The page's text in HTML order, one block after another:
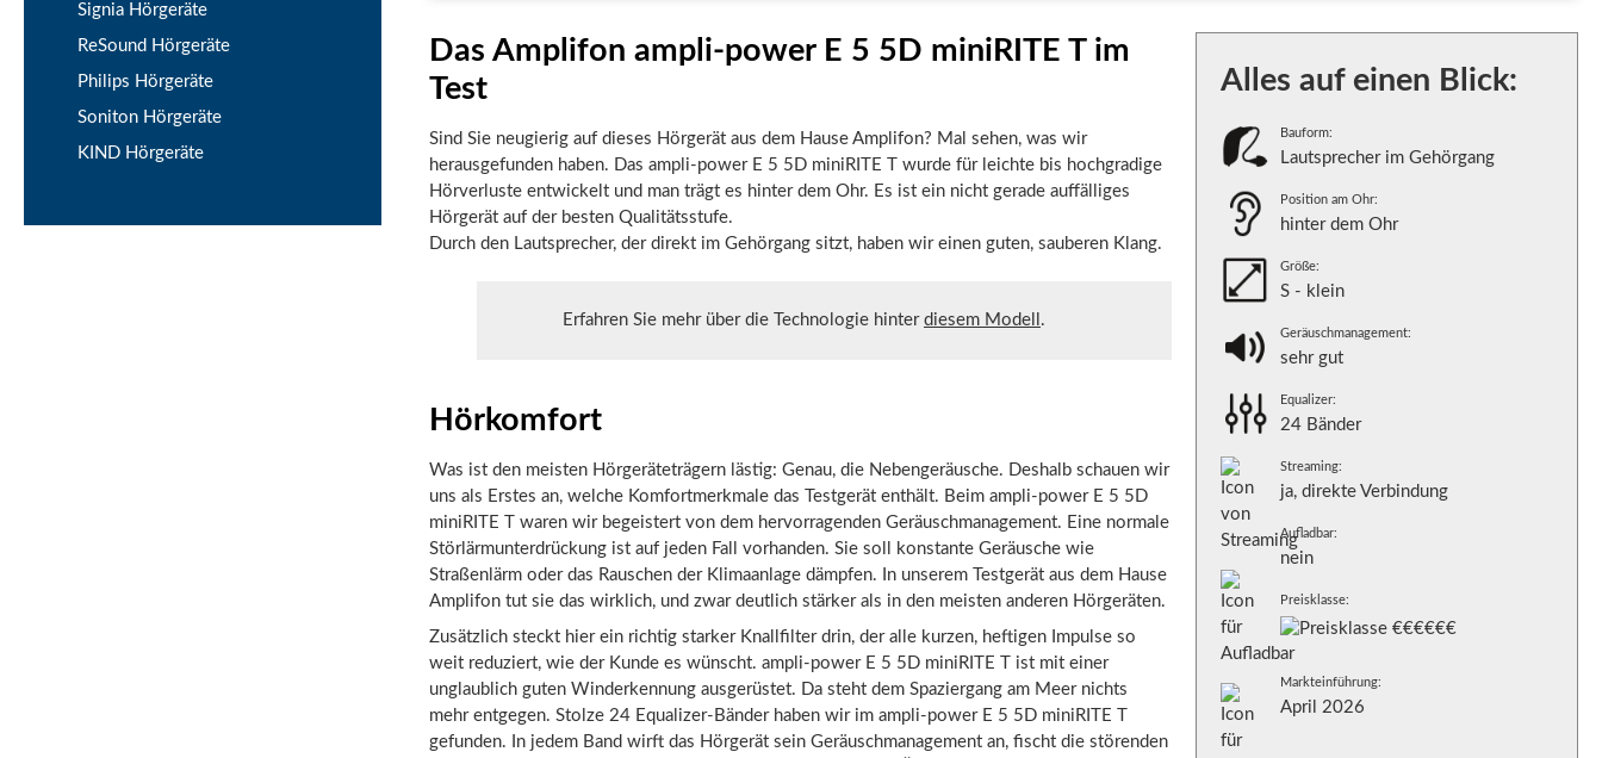
Das Amplifon ampli-power E 5 5D miniRITE T im
Test
Sind Sie neugierig auf dieses Hörgerät aus dem Hause Amplifon? Mal sehen, was wir
herausgefunden haben. Das ampli-power E 5 5D miniRITE T wurde für leichte bis hochgradige
Hörverluste entwickelt und man trägt es hinter dem Ohr. Es ist ein nicht gerade auffälliges
Hörgerät auf der besten Qualitätsstufe.
Durch den Lautsprecher, der direkt im Gehörgang sitzt, haben wir einen guten, sauberen Klang.
Erfahren Sie mehr über die Technologie hinter diesem Modell .
Hörkomfort
Was ist den meisten Hörgeräteträgern lästig: Genau, die Nebengeräusche. Deshalb schauen wir
uns als Erstes an, welche Komfortmerkmale das Testgerät enthält. Beim ampli-power E 5 5D
miniRITE T waren wir begeistert von dem hervorragenden Geräuschmanagement. Eine normale
Störlärmunterdrückung ist auf jeden Fall vorhanden. Sie soll konstante Geräusche wie
Straßenlärm oder das Rauschen der Klimaanlage dämpfen. In unserem Testgerät aus dem Hause
Amplifon tut sie das wirklich, und zwar deutlich stärker als in den meisten anderen Hörgeräten.
Zusätzlich steckt hier ein richtig starker Knallfilter drin, der alle kurzen, heftigen Impulse so
weit reduziert, wie der Kunde es wünscht. ampli-power E 5 5D miniRITE T ist mit einer
unglaublich guten Winderkennung ausgerüstet. Da steht dem Spaziergang am Meer nichts
mehr entgegen. Stolze 24 Equalizer-Bänder haben wir im ampli-power E 5 5D miniRITE T
gefunden. In jedem Band wirft das Hörgerät sein Geräuschmanagement an, fischt die störenden
Alles auf einen Blick:
Bauform:
Lautsprecher im Gehörgang
Position am Ohr:
hinter dem Ohr
Größe:
S - klein
Geräuschmanagement:
sehr gut
Equalizer:
24 Bänder
Streaming:
ja, direkte Verbindung
Aufladbar:
nein
Preisklasse:
Markteinführung:
April 2026
Signia Hörgeräte
ReSound Hörgeräte
Philips Hörgeräte
Soniton Hörgeräte
KIND Hörgeräte